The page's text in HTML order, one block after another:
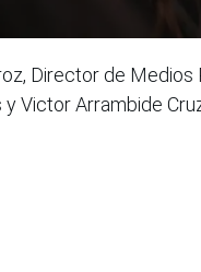
Director de
Victor Arrambide